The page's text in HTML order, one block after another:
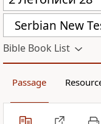
Bible Book List
Passage